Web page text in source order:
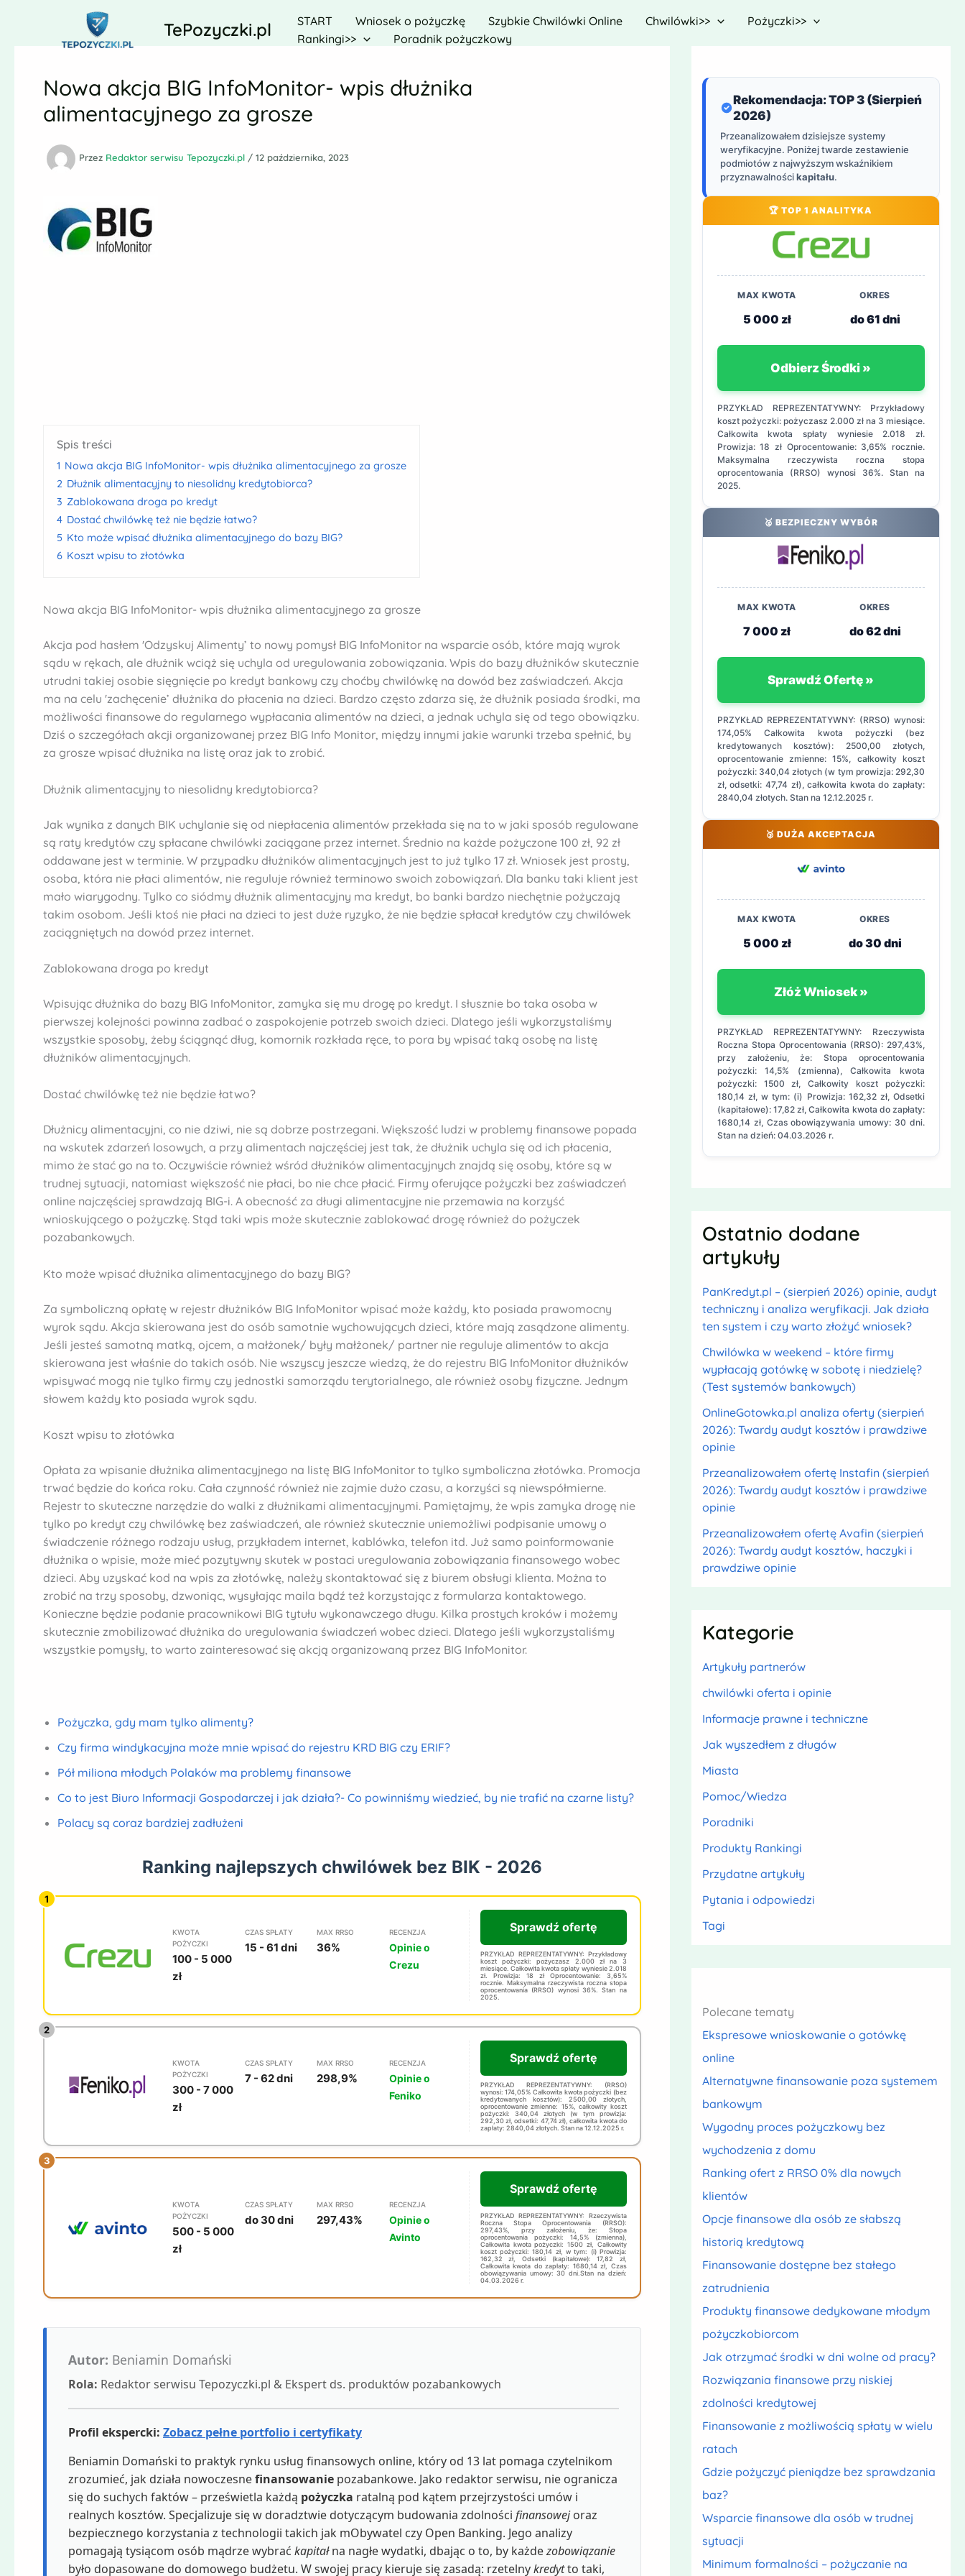
TePozyczki.pl START Wniosek o pożyczkę Szybkie Chwilówki Online Chwilówki>>
Pożyczki>>
Rankingi>>
Poradnik pożyczkowy
Nowa akcja BIG InfoMonitor- wpis dłużnika
alimentacyjnego za grosze
Przez Redaktor serwisu Tepozyczki.pl / 12 października, 2023
Spis treści
1 Nowa akcja BIG InfoMonitor- wpis dłużnika alimentacyjnego za grosze
2 Dłużnik alimentacyjny to niesolidny kredytobiorca?
3 Zablokowana droga po kredyt
4 Dostać chwilówkę też nie będzie łatwo?
5 Kto może wpisać dłużnika alimentacyjnego do bazy BIG?
6 Koszt wpisu to złotówka
Nowa akcja BIG InfoMonitor- wpis dłużnika alimentacyjnego za grosze
Akcja pod hasłem 'Odzyskuj Alimenty’ to nowy pomysł BIG InfoMonitor na wsparcie osób, które mają wyrok
sądu w rękach, ale dłużnik wciąż się uchyla od uregulowania zobowiązania. Wpis do bazy dłużników skutecznie
utrudni takiej osobie sięgnięcie po kredyt bankowy czy choćby chwilówkę na dowód bez zaświadczeń. Akcja
ma na celu 'zachęcenie’ dłużnika do płacenia na dzieci. Bardzo często zdarza się, że dłużnik posiada środki, ma
możliwości finansowe do regularnego wypłacania alimentów na dzieci, a jednak uchyla się od tego obowiązku.
Dziś o szczegółach akcji organizowanej przez BIG Info Monitor, między innymi jakie warunki trzeba spełnić, by
za grosze wpisać dłużnika na listę oraz jak to zrobić.
Dłużnik alimentacyjny to niesolidny kredytobiorca?
Jak wynika z danych BIK uchylanie się od niepłacenia alimentów przekłada się na to w jaki sposób regulowane
są raty kredytów czy spłacane chwilówki zaciągane przez internet. Średnio na każde pożyczone 100 zł, 92 zł
oddawane jest w terminie. W przypadku dłużników alimentacyjnych jest to już tylko 17 zł. Wniosek jest prosty,
osoba, która nie płaci alimentów, nie reguluje również terminowo swoich zobowiązań. Dla banku taki klient jest
mało wiarygodny. Tylko co siódmy dłużnik alimentacyjny ma kredyt, bo banki bardzo niechętnie pożyczają
takim osobom. Jeśli ktoś nie płaci na dzieci to jest duże ryzyko, że nie będzie spłacał kredytów czy chwilówek
zaciągniętych na dowód przez internet.
Zablokowana droga po kredyt
Wpisując dłużnika do bazy BIG InfoMonitor, zamyka się mu drogę po kredyt. I słusznie bo taka osoba w
pierwszej kolejności powinna zadbać o zaspokojenie potrzeb swoich dzieci. Dlatego jeśli wykorzystaliśmy
wszystkie sposoby, żeby ściągnąć dług, komornik rozkłada ręce, to pora by wpisać taką osobę na listę
dłużników alimentacyjnych.
Dostać chwilówkę też nie będzie łatwo?
Dłużnicy alimentacyjni, co nie dziwi, nie są dobrze postrzegani. Większość ludzi w problemy finansowe popada
na wskutek zdarzeń losowych, a przy alimentach najczęściej jest tak, że dłużnik uchyla się od ich płacenia,
mimo że stać go na to. Oczywiście również wśród dłużników alimentacyjnych znajdą się osoby, które są w
trudnej sytuacji, natomiast większość nie płaci, bo nie chce płacić. Firmy oferujące pożyczki bez zaświadczeń
online najczęściej sprawdzają BIG-i. A obecność za długi alimentacyjne nie przemawia na korzyść
wnioskującego o pożyczkę. Stąd taki wpis może skutecznie zablokować drogę również do pożyczek
pozabankowych.
Kto może wpisać dłużnika alimentacyjnego do bazy BIG?
Za symboliczną opłatę w rejestr dłużników BIG InfoMonitor wpisać może każdy, kto posiada prawomocny
wyrok sądu. Akcja skierowana jest do osób samotnie wychowujących dzieci, które mają zasądzone alimenty.
Jeśli jesteś samotną matką, ojcem, a małżonek/ były małżonek/ partner nie reguluje alimentów to akcja
skierowana jest właśnie do takich osób. Nie wszyscy jeszcze wiedzą, że do rejestru BIG InfoMonitor dłużników
wpisywać mogą nie tylko firmy czy jednostki samorządu terytorialnego, ale również osoby fizyczne. Jednym
słowem każdy kto posiada wyrok sądu.
Koszt wpisu to złotówka
Opłata za wpisanie dłużnika alimentacyjnego na listę BIG InfoMonitor to tylko symboliczna złotówka. Promocja
trwać będzie do końca roku. Cała czynność również nie zajmie dużo czasu, a korzyści są niewspółmierne.
Rejestr to skuteczne narzędzie do walki z dłużnikami alimentacyjnymi. Pamiętajmy, że wpis zamyka drogę nie
tylko po kredyt czy chwilówkę bez zaświadczeń, ale również skutecznie uniemożliwi podpisanie umowy o
świadczenie różnego rodzaju usług, przykładem internet, kablówka, telefon itd. Już samo poinformowanie
dłużnika o wpisie, może mieć pozytywny skutek w postaci uregulowania zobowiązania finansowego wobec
dzieci. Aby uzyskać kod na wpis za złotówkę, należy skontaktować się z biurem obsługi klienta. Można to
zrobić na trzy sposoby, dzwoniąc, wysyłając maila bądź też korzystając z formularza kontaktowego.
Konieczne będzie podanie pracownikowi BIG tytułu wykonawczego długu. Kilka prostych kroków i możemy
skutecznie zmobilizować dłużnika do uregulowania świadczeń wobec dzieci. Dlatego jeśli wykorzystaliśmy
wszystkie pomysły, to warto zainteresować się akcją organizowaną przez BIG InfoMonitor.
Pożyczka, gdy mam tylko alimenty?
Czy firma windykacyjna może mnie wpisać do rejestru KRD BIG czy ERIF?
Pół miliona młodych Polaków ma problemy finansowe
Co to jest Biuro Informacji Gospodarczej i jak działa?- Co powinniśmy wiedzieć, by nie trafić na czarne listy?
Polacy są coraz bardziej zadłużeni
Ranking najlepszych chwilówek bez BIK - 2026
KWOTA
POŻYCZKI
100 - 5 000
zł
CZAS SPŁATY
15 - 61 dni
MAX RRSO
36%
RECENZJA
Opinie o
Crezu
Sprawdź ofertę
PRZYKŁAD REPREZENTATYWNY: Przykładowy
koszt pożyczki: pożyczasz 2.000 zł na 3
miesiące. Całkowita kwota spłaty wyniesie 2.018
zł. Prowizja: 18 zł Oprocentowanie: 3,65%
rocznie. Maksymalna rzeczywista roczna stopa
oprocentowania (RRSO) wynosi 36%. Stan na
2025.
KWOTA
POŻYCZKI
300 - 7 000
zł
CZAS SPŁATY
7 - 62 dni
MAX RRSO
298,9%
RECENZJA
Opinie o
Feniko
Sprawdź ofertę
PRZYKŁAD REPREZENTATYWNY: (RRSO)
wynosi: 174,05% Całkowita kwota pożyczki (bez
kredytowanych kosztów): 2500,00 złotych,
oprocentowanie zmienne: 15%, całkowity koszt
pożyczki: 340,04 złotych (w tym prowizja:
292,30 zł, odsetki: 47,74 zł), całkowita kwota do
zapłaty: 2840,04 złotych. Stan na 12.12.2025 r.
KWOTA
POŻYCZKI
500 - 5 000
zł
CZAS SPŁATY
do 30 dni
MAX RRSO
297,43%
RECENZJA
Opinie o
Avinto
Sprawdź ofertę
PRZYKŁAD REPREZENTATYWNY: Rzeczywista
Roczna Stopa Oprocentowania (RRSO):
297,43%, przy założeniu, że: Stopa
oprocentowania pożyczki: 14,5% (zmienna),
Całkowita kwota pożyczki: 1500 zł, Całkowity
koszt pożyczki: 180,14 zł, w tym: (i) Prowizja:
162,32 zł, Odsetki (kapitałowe): 17,82 zł,
Całkowita kwota do zapłaty: 1680,14 zł, Czas
obowiązywania umowy: 30 dni.Stan na dzień:
04.03.2026 r.
Autor: Beniamin Domański
Rola: Redaktor serwisu Tepozyczki.pl & Ekspert ds. produktów pozabankowych
Profil ekspercki: Zobacz pełne portfolio i certyfikaty
Beniamin Domański to praktyk rynku usług finansowych online, który od 13 lat pomaga czytelnikom
zrozumieć, jak działa nowoczesnefinansowanie pozabankowe. Jako redaktor serwisu, nie ogranicza
się do suchych faktów – prześwietla każdą pożyczka ratalną pod kątem przejrzystości umów i
realnych kosztów. Specjalizuje się w doradztwie dotyczącym budowania zdolności finansowejoraz
bezpiecznego korzystania z technologii takich jak mObywatel czy Open Banking. Jego analizy
pomagają tysiącom osób mądrze wybrać kapitałna nagłe wydatki, dbając o to, by każdezobowiązanie
było dopasowane do domowego budżetu. W swojej pracy kieruje się zasadą: rzetelnykredytto taki,
Rekomendacja: TOP 3 (Sierpień
2026)
Przeanalizowałem dzisiejsze systemy
weryfikacyjne. Poniżej twarde zestawienie
podmiotów z najwyższym wskaźnikiem
przyznawalnościkapitału.
🏆 TOP 1 ANALITYKA
MAX KWOTA
5 000 zł
OKRES
do 61 dni
Odbierz Środki »
PRZYKŁAD REPREZENTATYWNY: Przykładowy
koszt pożyczki: pożyczasz 2.000 zł na 3 miesiące.
Całkowita kwota spłaty wyniesie 2.018 zł.
Prowizja: 18 zł Oprocentowanie: 3,65% rocznie.
Maksymalna rzeczywista roczna stopa
oprocentowania (RRSO) wynosi 36%. Stan na
2025.
🥈 BEZPIECZNY WYBÓR
MAX KWOTA
7 000 zł
OKRES
do 62 dni
Sprawdź Ofertę »
PRZYKŁAD REPREZENTATYWNY: (RRSO) wynosi:
174,05% Całkowita kwota pożyczki (bez
kredytowanych kosztów): 2500,00 złotych,
oprocentowanie zmienne: 15%, całkowity koszt
pożyczki: 340,04 złotych (w tym prowizja: 292,30
zł, odsetki: 47,74 zł), całkowita kwota do zapłaty:
2840,04 złotych. Stan na 12.12.2025 r.
🥉 DUŻA AKCEPTACJA
MAX KWOTA
5 000 zł
OKRES
do 30 dni
Złóż Wniosek »
PRZYKŁAD REPREZENTATYWNY: Rzeczywista
Roczna Stopa Oprocentowania (RRSO): 297,43%,
przy założeniu, że: Stopa oprocentowania
pożyczki: 14,5% (zmienna), Całkowita kwota
pożyczki: 1500 zł, Całkowity koszt pożyczki:
180,14 zł, w tym: (i) Prowizja: 162,32 zł, Odsetki
(kapitałowe): 17,82 zł, Całkowita kwota do zapłaty:
1680,14 zł, Czas obowiązywania umowy: 30 dni.
Stan na dzień: 04.03.2026 r.
Ostatnio dodane
artykuły
PanKredyt.pl – (sierpień 2026) opinie, audyt
techniczny i analiza weryfikacji. Jak działa
ten system i czy warto złożyć wniosek?
Chwilówka w weekend – które firmy
wypłacają gotówkę w sobotę i niedzielę?
(Test systemów bankowych)
OnlineGotowka.pl analiza oferty (sierpień
2026): Twardy audyt kosztów i prawdziwe
opinie
Przeanalizowałem ofertę Instafin (sierpień
2026): Twardy audyt kosztów i prawdziwe
opinie
Przeanalizowałem ofertę Avafin (sierpień
2026): Twardy audyt kosztów, haczyki i
prawdziwe opinie
Kategorie
Artykuły partnerów
chwilówki oferta i opinie
Informacje prawne i techniczne
Jak wyszedłem z długów
Miasta
Pomoc/Wiedza
Poradniki
Produkty Rankingi
Przydatne artykuły
Pytania i odpowiedzi
Tagi
Polecane tematy
Ekspresowe wnioskowanie o gotówkę
online
Alternatywne finansowanie poza systemem
bankowym
Wygodny proces pożyczkowy bez
wychodzenia z domu
Ranking ofert z RRSO 0% dla nowych
klientów
Opcje finansowe dla osób ze słabszą
historią kredytową
Finansowanie dostępne bez stałego
zatrudnienia
Produkty finansowe dedykowane młodym
pożyczkobiorcom
Jak otrzymać środki w dni wolne od pracy?
Rozwiązania finansowe przy niskiej
zdolności kredytowej
Finansowanie z możliwością spłaty w wielu
ratach
Gdzie pożyczyć pieniądze bez sprawdzania
baz?
Wsparcie finansowe dla osób w trudnej
sytuacji
Minimum formalności – pożyczanie na